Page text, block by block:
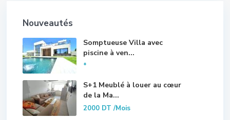
Nouveautés
Somptueuse Villa avec
piscine à ven...
*
S+1 Meublé à louer au cœur
de la Ma...
2000 DT/Mois